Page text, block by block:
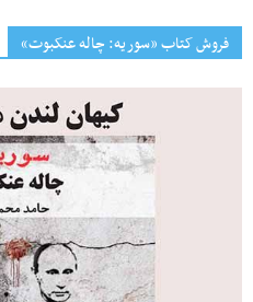
فروش کتاب «سوریه: چاله عنکبوت»